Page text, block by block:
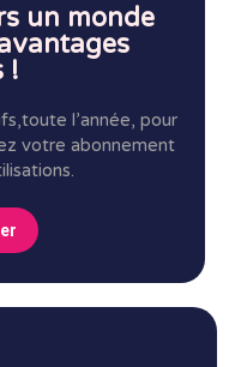
un monde
!
l’année, pour
votre abonnement